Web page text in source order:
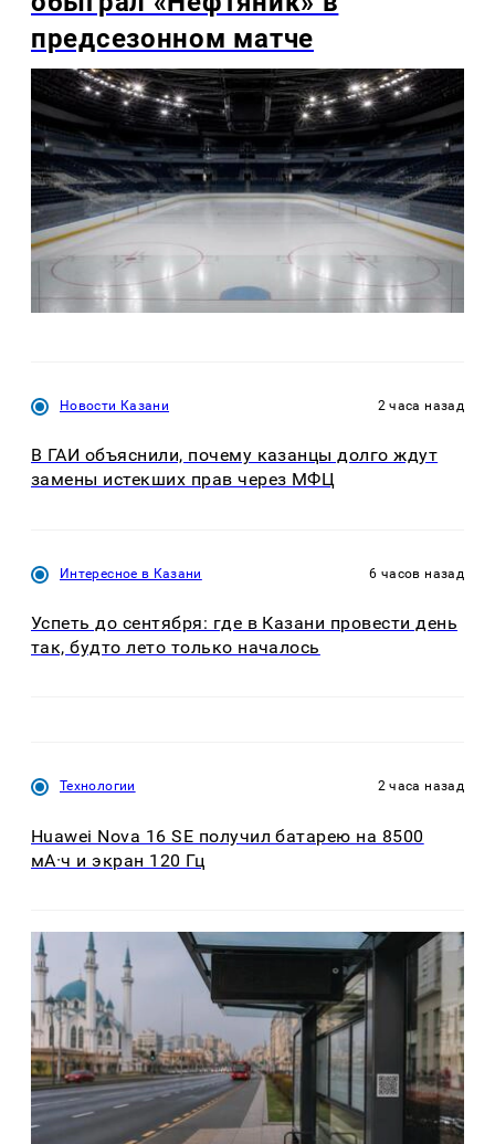
предсезонном матче
Новости Казани 2 часа назад
В ГАИ объяснили, почему казанцы долго ждут
замены истекших прав через МФЦ
Интересное в Казани 6 часов назад
Успеть до сентября: где в Казани провести день
так, будто лето только началось
Технологии 2 часа назад
Huawei Nova 16 SE получил батарею на 8500
мА·ч и экран 120 Гц